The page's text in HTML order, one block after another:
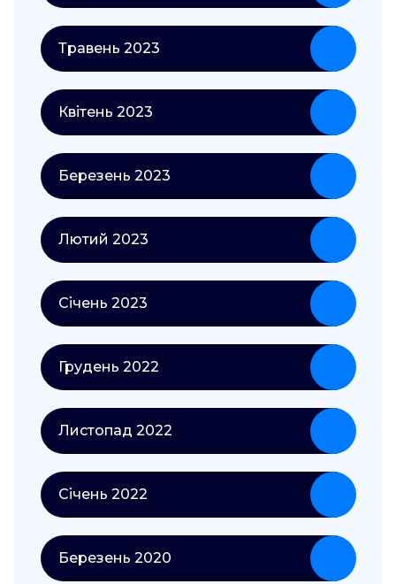
Травень 2023
Квітень 2023
Березень 2023
Лютий 2023
Січень 2023
Грудень 2022
Листопад 2022
Січень 2022
Березень 2020